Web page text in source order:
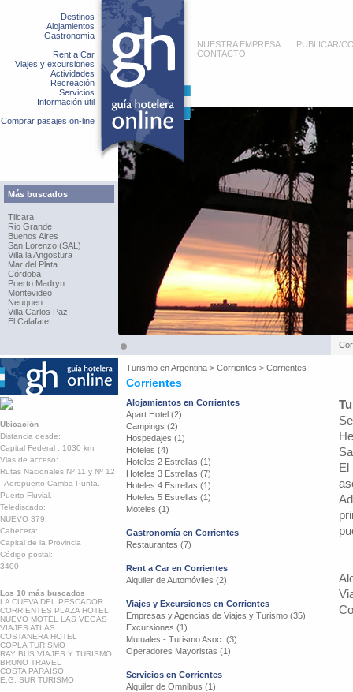
Destinos
Alojamientos
Gastronomía
Rent a Car
Viajes y excursiones
Actividades
Recreación
Servicios
Información útil
Comprar pasajes on-line
Más buscados
Tilcara
Rio Grande
Buenos Aires
San Lorenzo (SAL)
Villa la Angostura
Mar del Plata
Córdoba
Puerto Madryn
Montevideo
Neuquen
Villa Carlos Paz
El Calafate
NUESTRA EMPRESA
CONTACTO
PUBLICAR/
Turismo enArgentina > Corrientes > Corrientes
Corrientes
Ubicación
Distancia desde:
Capital Federal : 1030 km
Vias de acceso:
Rutas Nacionales Nº 11 y Nº 12
- Aeropuerto Camba Punta.
Puerto Fluvial.
Telediscado:
NUEVO 379
Cabecera:
Capital de la Provincia
Código postal:
3400
Los 10 más buscados
LA CUEVA DEL PESCADOR
CORRIENTES PLAZA HOTEL
NUEVO MOTEL LAS VEGAS
VIAJES ATLAS
COSTANERA HOTEL
COPLA TURISMO
RAY BUS VIAJES Y TURISMO
BRUNO TRAVEL
COSTA PARAISO
E.G. SUR TURISMO
Alojamientos en Corrientes
Apart Hotel (2)
Campings (2)
Hospedajes (1)
Hoteles (4)
Hoteles 2 Estrellas (1)
Hoteles 3 Estrellas (7)
Hoteles 4 Estrellas (1)
Hoteles 5 Estrellas (1)
Moteles (1)
Gastronomía en Corrientes
Restaurantes (7)
Rent a Car en Corrientes
Alquiler de Automóviles (2)
Viajes y Excursiones en Corrientes
Empresas y Agencias de Viajes y Turismo (35)
Excursiones (1)
Mutuales - Turismo Asoc. (3)
Operadores Mayoristas (1)
Servicios en Corrientes
Alquiler de Omnibus (1)
El